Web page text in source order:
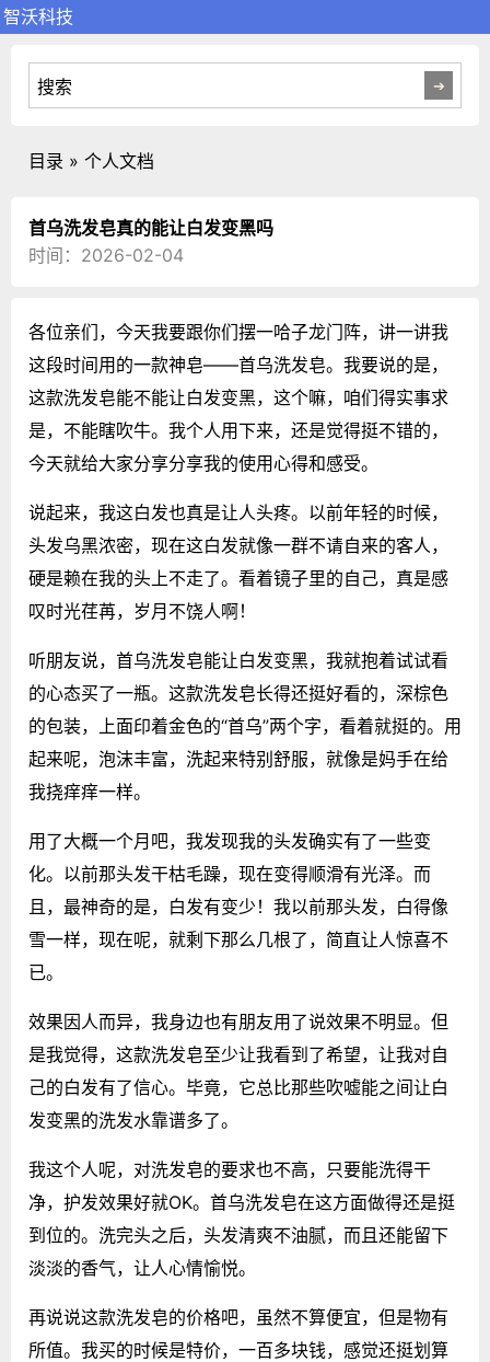
智沃科技
目录 » 个人文档
首乌洗发皂真的能让白发变黑吗
时间：2026-02-04
各位亲们，今天我要跟你们摆一哈子龙门阵，讲一讲我
这段时间用的一款神皂——首乌洗发皂。我要说的是，
这款洗发皂能不能让白发变黑，这个嘛，咱们得实事求
是，不能瞎吹牛。我个人用下来，还是觉得挺不错的，
今天就给大家分享分享我的使用心得和感受。
说起来，我这白发也真是让人头疼。以前年轻的时候，
头发乌黑浓密，现在这白发就像一群不请自来的客人，
硬是赖在我的头上不走了。看着镜子里的自己，真是感
叹时光荏苒，岁月不饶人啊！
听朋友说，首乌洗发皂能让白发变黑，我就抱着试试看
的心态买了一瓶。这款洗发皂长得还挺好看的，深棕色
的包装，上面印着金色的“首乌”两个字，看着就挺的。用
起来呢，泡沫丰富，洗起来特别舒服，就像是妈手在给
我挠痒痒一样。
用了大概一个月吧，我发现我的头发确实有了一些变
化。以前那头发干枯毛躁，现在变得顺滑有光泽。而
且，最神奇的是，白发有变少！我以前那头发，白得像
雪一样，现在呢，就剩下那么几根了，简直让人惊喜不
已。
效果因人而异，我身边也有朋友用了说效果不明显。但
是我觉得，这款洗发皂至少让我看到了希望，让我对自
己的白发有了信心。毕竟，它总比那些吹嘘能之间让白
发变黑的洗发水靠谱多了。
我这个人呢，对洗发皂的要求也不高，只要能洗得干
净，护发效果好就OK。首乌洗发皂在这方面做得还是挺
到位的。洗完头之后，头发清爽不油腻，而且还能留下
淡淡的香气，让人心情愉悦。
再说说这款洗发皂的价格吧，虽然不算便宜，但是物有
所值。我买的时候是特价，一百多块钱，感觉还挺划算